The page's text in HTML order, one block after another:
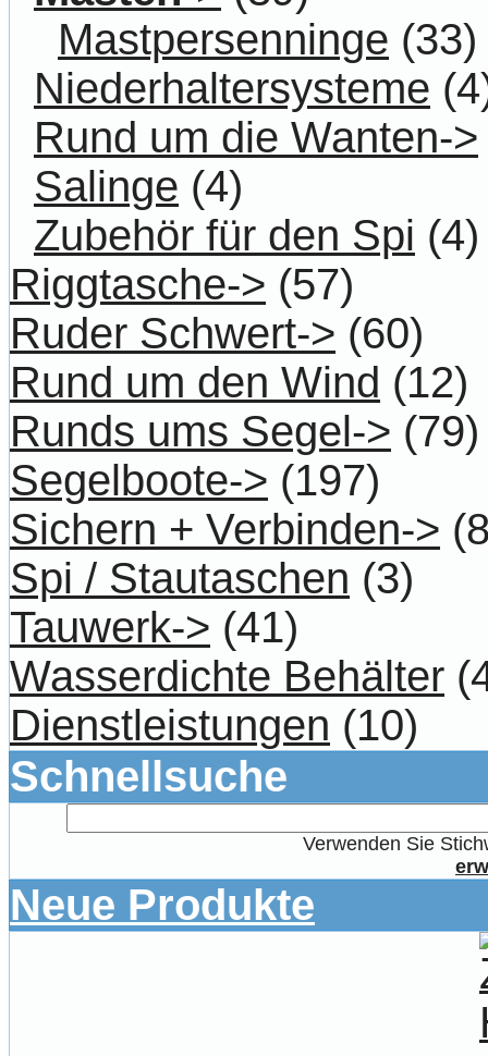
Mastpersenninge (33)
Niederhaltersysteme
Rund um die Wanten->
Salinge (4)
Zubehör für den Spi (4)
Riggtasche-> (57)
Ruder Schwert-> (60)
Rund um den Wind (12)
Runds ums Segel-> (79)
Segelboote-> (197)
Sichern + Verbinden->
Spi / Stautaschen (3)
Tauwerk-> (41)
Wasserdichte Behälter
Dienstleistungen (10)
Schnellsuche
Verwenden Sie
Neue Produkte